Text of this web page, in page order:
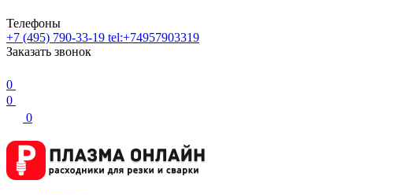
Телефоны
+7 (495) 790-33-19 tel:+74957903319
Заказать звонок
0
0
0